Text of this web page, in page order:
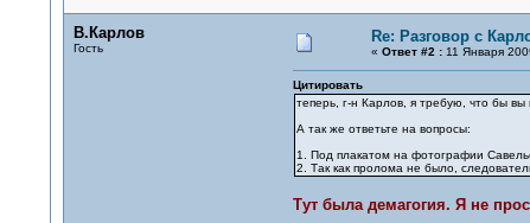
В.Карлов
Гость
Re: Разговор с
« Ответ #2 :11 Января
Цитировать
теперь, г-н Карлов, я требую, что бы вы
А так же ответьте на вопросы:
1. Под плакатом на фотографии
2. Так как пролома не было,
Тут была демагогия. Я не